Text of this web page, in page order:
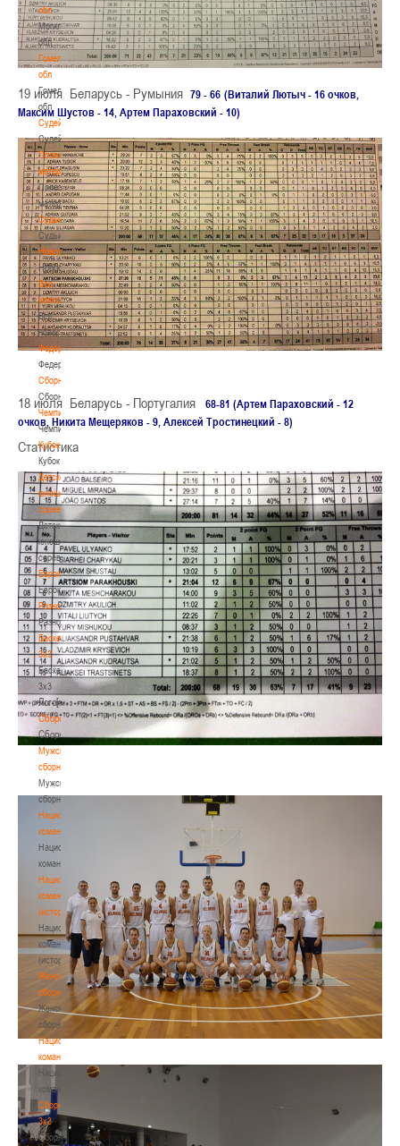
обл
Могилевская
обл
Гомельская
обл
Гомельская
обл
Судейство
Судейство
Полезные
материалы
Полезные
материалы
Судьи
Судьи
Новости
Новости
Все
новости
Все
новости
Федерация
Федерация
Сборные
Сборные
Чемпионат
Чемпионат
Кубок
Кубок
Детско-
юношеские
соревнования
Детско-
юношеские
соревнования
Еврокубки
Еврокубки
Разное
Разное
Баскетбол
3х3
Баскетбол
3х3
Лого[modid=121]
Сборные
Сборные
Мужские
сборные
Мужские
сборные
Национальная
команда
Национальная
команда
Национальная
команда
(история)
Национальная
команда
(история)
Женские
сборные
Женские
сборные
Национальная
команда
Национальная
команда
Сборные
3х3
Сборные
19 июля Беларусь - Румыния 79 - 66 (Виталий Лютыч - 16 очков,
Максим Шустов - 14, Артем Параховский - 10)
18 июля Беларусь - Португалия
68-81 (Артем Параховский - 12
очков, Никита Мещеряков - 9, Алексей Тростинецкий - 8)
Статистика